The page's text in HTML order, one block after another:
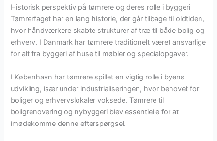
Historisk perspektiv på tømrere og deres rolle i byggeri
Tømrerfaget har en lang historie, der går tilbage til oldtiden,
hvor håndværkere skabte strukturer af træ til både bolig og
erhverv. I Danmark har tømrere traditionelt været ansvarlige
for alt fra byggeri af huse til møbler og specialopgaver.
I København har tømrere spillet en vigtig rolle i byens
udvikling, især under industrialiseringen, hvor behovet for
boliger og erhvervslokaler voksede. Tømrere til
boligrenovering og nybyggeri blev essentielle for at
imødekomme denne efterspørgsel.